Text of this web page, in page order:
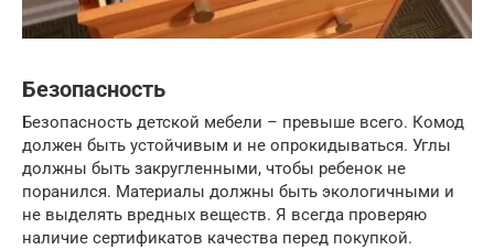
Безопасность
Безопасность детской мебели – превыше всего. Комод
должен быть устойчивым и не опрокидываться. Углы
должны быть закругленными, чтобы ребенок не
поранился. Материалы должны быть экологичными и
не выделять вредных веществ. Я всегда проверяю
наличие сертификатов качества перед покупкой.